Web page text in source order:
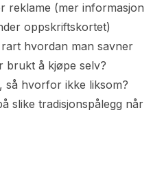
reklame (mer informasjon
oppskriftskortet)
hvordan man savner
brukt å kjøpe selv?
så hvorfor ikke liksom?
slike tradisjonspålegg når